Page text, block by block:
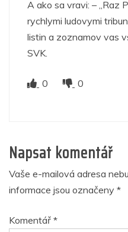
A ako sa vravi: – „Raz
rychlymi ludovymi
listin a zoznamov vas
SVK.
0 0
Napsat komentář
Vaše e-mailová adresa
informace jsou označeny *
Komentář *